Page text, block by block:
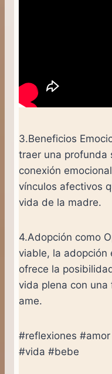
3.Beneficios
traer una profunda
conexión
vínculos afectivos
vida de la madre.
4.Adopción como
viable, la adopción
ofrece la
vida plena con
ame.
#reflexiones
#vida #bebe